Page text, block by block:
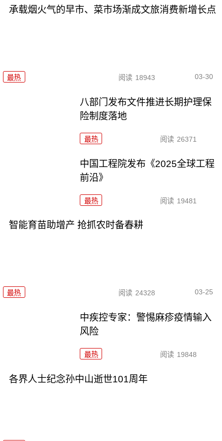
承载烟火气的早市、菜市场渐成文旅消费新增长点
最热 阅读 18943 03-30
八部门发布文件推进长期护理保
险制度落地
最热 阅读 26371
中国工程院发布《2025全球工程
前沿》
最热 阅读 19481
智能育苗助增产 抢抓农时备春耕
最热 阅读 24328 03-25
中疾控专家：警惕麻疹疫情输入
风险
最热 阅读 19848
各界人士纪念孙中山逝世101周年